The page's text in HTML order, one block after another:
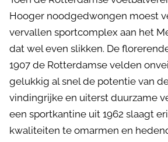
Hooger noodgedwongen moest
vervallen sportcomplex aan het
dat wel even slikken. De
1907 de Rotterdamse velden
gelukkig al snel de potentie van
vindingrijke en uiterst duurzame
een sportkantine uit 1962 slaagt
kwaliteiten te omarmen en